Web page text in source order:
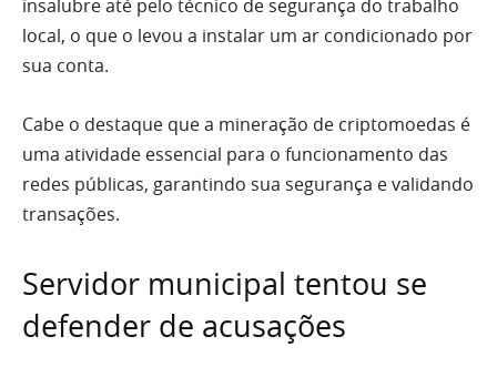
insalubre até pelo técnico de segurança do trabalho
local, o que o levou a instalar um ar condicionado por
sua conta.
Cabe o destaque que a mineração de criptomoedas é
uma atividade essencial para o funcionamento das
redes públicas, garantindo sua segurança e validando
transações.
Servidor municipal tentou se
defender de acusações